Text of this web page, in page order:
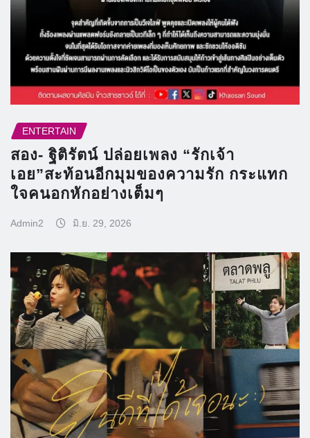
ENTERTAIN
สอง- ฐิติรัตน์ ปล่อยเพลง “รักเจ้า
เอย”สะท้อนอีกมุมของความรัก กระแทก
ใจคนอกหักอย่างเต็มๆ
Admin2 มิ.ย. 29, 2026